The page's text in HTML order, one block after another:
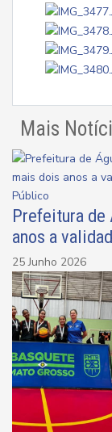
Mais
Prefeitura de
anos a
25 Junho 2026